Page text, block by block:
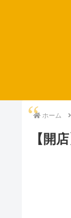
ホーム
【開